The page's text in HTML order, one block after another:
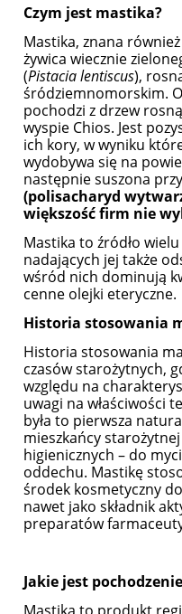
Czym jest mastika?
Mastika, znana
żywica wiecznie
(Pistacia lentiscus),
śródziemnomorskim.
pochodzi z drzew
wyspie Chios. Jest
ich kory, w wyniku
wydobywa się na
następnie suszona
(polisacharyd
większość firm nie
Mastika to źródło
nadających jej także
wśród nich dominują
cenne olejki eteryczne.
Historia stosowania
Historia stosowania
czasów starożytnych,
względu na
uwagi na właściwości
była to pierwsza
mieszkańcy
higienicznych – do
oddechu. Mastikę
środek kosmetyczny
nawet jako składnik
preparatów
Jakie jest